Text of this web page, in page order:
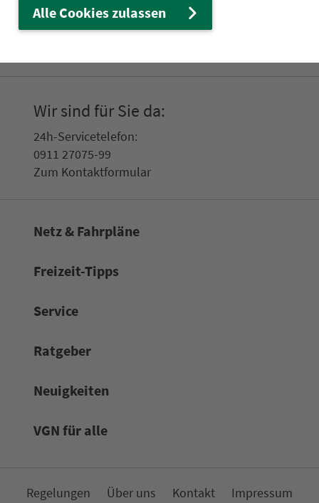
Tickets & Preise
Wir sind für Sie da:
24h-Ser­vice­te­le­fon:
0911 27075-99
Zum Kon­taktformular
Netz & Fahrpläne
Frei­zeit-Tipps
Service
Rat­ge­ber
Neuigkeiten
VGN für alle
Re­ge­lungen Über uns Kon­takt Impressum
Alle Cookies zulassen